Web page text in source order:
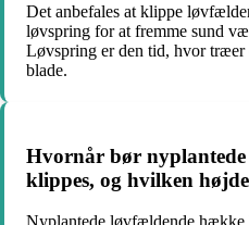
Det anbefales at klippe
løvspring for at fremme sund
Løvspring er den tid, hvor træer
blade.
Hvornår bør
klippes, og hvilken